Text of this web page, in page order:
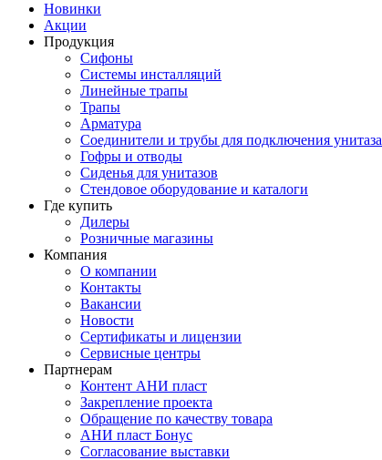
Новинки
Акции
Продукция
Сифоны
Системы инсталляций
Линейные трапы
Трапы
Арматура
Соединители и трубы для подключения унитаза
Гофры и отводы
Сиденья для унитазов
Стендовое оборудование и каталоги
Где купить
Дилеры
Розничные магазины
Компания
О компании
Контакты
Вакансии
Новости
Сертификаты и лицензии
Сервисные центры
Партнерам
Контент АНИ пласт
Закрепление проекта
Обращение по качеству товара
АНИ пласт Бонус
Согласование выставки